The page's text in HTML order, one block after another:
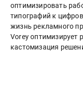
оптимизировать
типографий к
жизнь рекламного
Vorey оптимизирует
кастомизация